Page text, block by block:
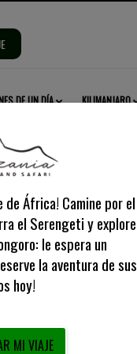
DE UN DÍA KILIMANJARO
de África! Camine por el
el Serengeti y explore
le espera un
la aventura de sus
hoy!
MI VIAJE